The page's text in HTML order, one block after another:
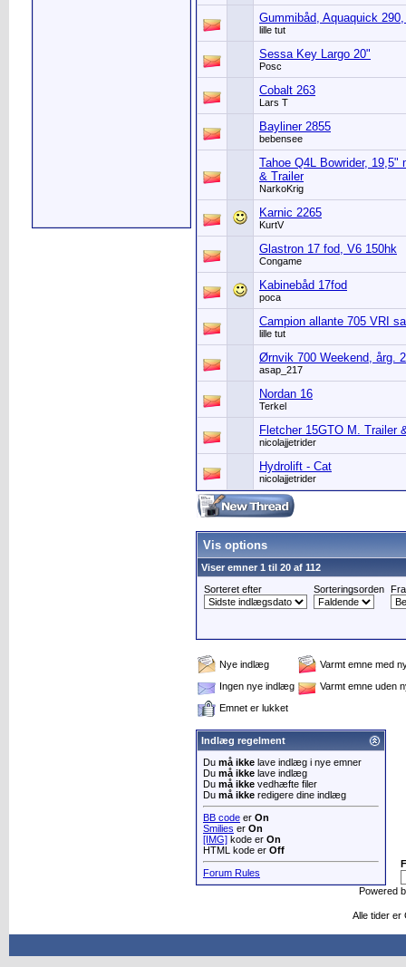
Gummibåd, Aquaquick
lille tut
Sessa Key Largo 20"
Posc
Cobalt 263
Lars T
Bayliner 2855
bebensee
Tahoe Q4L Bowrider, 19,5"
& Trailer
NarkoKrig
Karnic 2265
KurtV
Glastron 17 fod, V6 150hk
Congame
Kabinebåd 17fod
poca
Campion allante 705 VRI
lille tut
Ørnvik 700 Weekend, årg.
asap_217
Nordan 16
Terkel
Fletcher 15GTO M. Trailer
nicolajjetrider
Hydrolift - Cat
nicolajjetrider
Vis options
Viser emner 1 til 20 af 112
Sorteret efter
Sorteringsorden
Nye indlæg
Varmt emne med
Ingen nye indlæg
Varmt emne uden
Emnet er lukket
Indlæg regelment
Du må ikke lave indlæg i nye emner
Du må ikke lave indlæg
Du må ikke vedhæfte filer
Du må ikke redigere dine indlæg
BB code er On
Smilies er On
[IMG] kode er On
HTML kode er Off
Forum Rules
Powered
Alle tider er